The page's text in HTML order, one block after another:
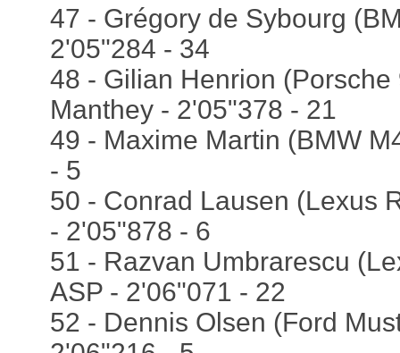
47 - Grégory de Sybourg
2'05"284 - 34
48 - Gilian Henrion (Porsche
Manthey - 2'05"378 - 21
49 - Maxime Martin (BMW
- 5
50 - Conrad Lausen (Lexus
- 2'05"878 - 6
51 - Razvan Umbrarescu
ASP - 2'06"071 - 22
52 - Dennis Olsen (Ford